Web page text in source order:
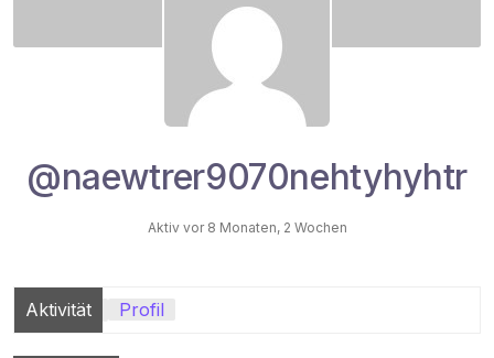
@naewtrer9070nehtyhyhtr
Aktiv vor 8 Monaten, 2 Wochen
Aktivität Profil